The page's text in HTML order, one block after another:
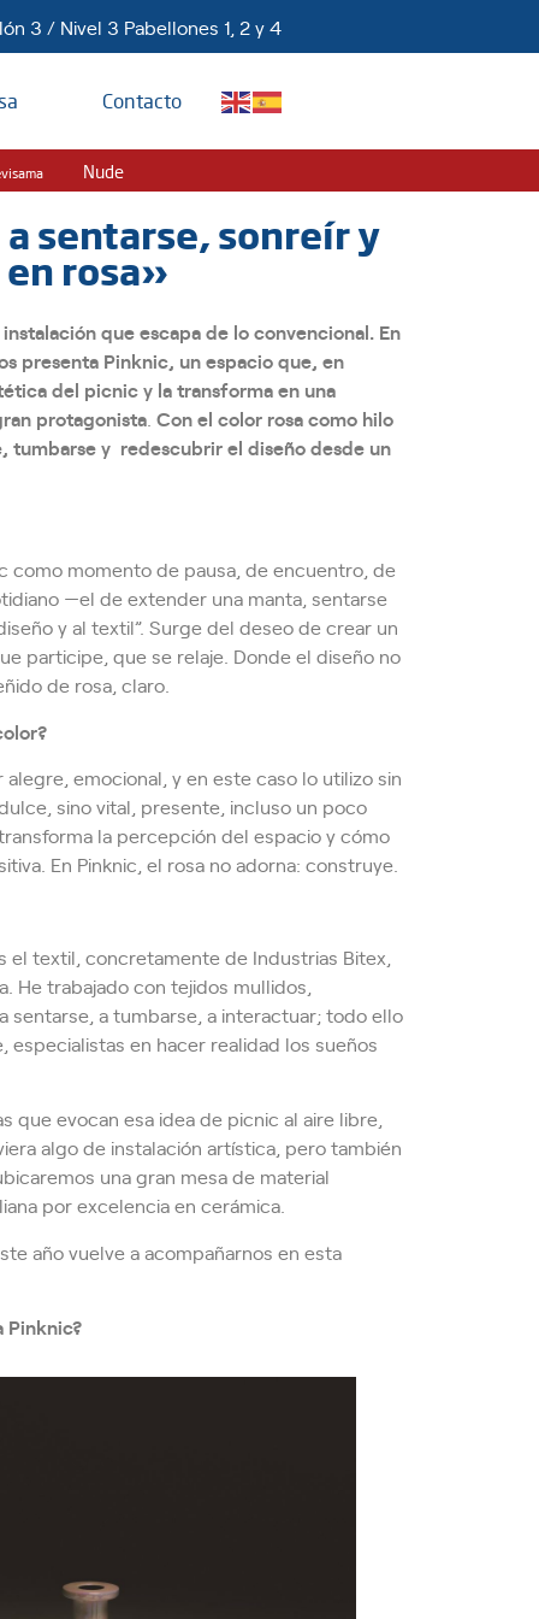
3 / Nivel 3 Pabellones 1, 2 y 4
Contacto
Nude
sentarse, sonreír y
rosa»
que escapa de loconvencional. En
presenta Pinknic, un espacio que, en
del picnic y la transforma en una
protagonista. Con el color rosa como hilo
tumbarse y redescubrir el diseño desde un
como momento de pausa, de encuentro, de
—el de extender una manta, sentarse
y al textil”. Surge del deseo de crear un
participe, que se relaje. Donde el diseño no
de rosa, claro.
emocional, y en este caso lo utilizo sin
sino vital, presente, incluso un poco
la percepción del espacio y cómo
En Pinknic, el rosa no adorna: construye.
textil, concretamente de Industrias Bitex,
He trabajado con tejidos mullidos,
sentarse, a tumbarse, a interactuar; todo ello
especialistas en hacer realidad los sueños
que evocan esa idea de picnic al aire libre,
algo de instalación artística, pero también
una gran mesa de material
por excelencia en cerámica.
año vuelve a acompañarnos en esta
Pinknic?